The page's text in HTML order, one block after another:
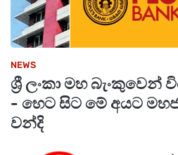
NEWS
ශ්‍රී ලංකා මහ
- හෙට සිට මේ අයට
වන්දි